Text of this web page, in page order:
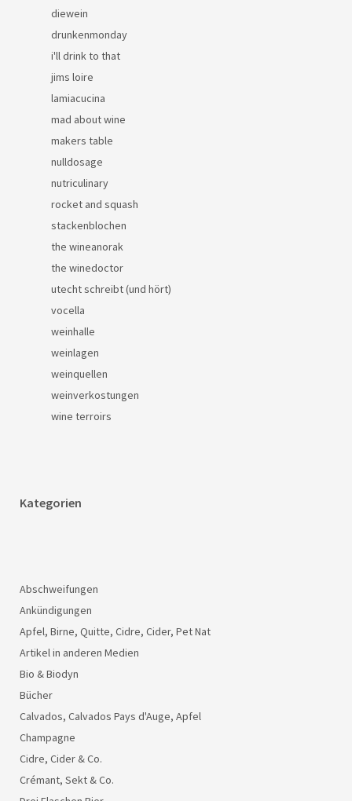
diewein
drunkenmonday
i'll drink to that
jims loire
lamiacucina
mad about wine
makers table
nulldosage
nutriculinary
rocket and squash
stackenblochen
the wineanorak
the winedoctor
utecht schreibt (und hört)
vocella
weinhalle
weinlagen
weinquellen
weinverkostungen
wine terroirs
Kategorien
Abschweifungen
Ankündigungen
Apfel, Birne, Quitte, Cidre, Cider, Pet Nat
Artikel in anderen Medien
Bio & Biodyn
Bücher
Calvados, Calvados Pays d'Auge, Apfel
Champagne
Cidre, Cider & Co.
Crémant, Sekt & Co.